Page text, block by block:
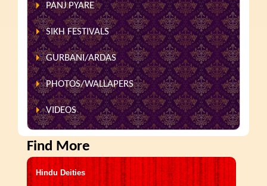
PANJ PYARE
SIKH FESTIVALS
GURBANI/ARDAS
PHOTOS/WALLAPERS
VIDEOS
Find More
Hindu Deities